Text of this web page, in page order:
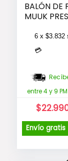
BALÓN DE
MUUK
6 x $3.832
💳
entre 4 y 9 PM
El
original
era:
$
Envío gratis